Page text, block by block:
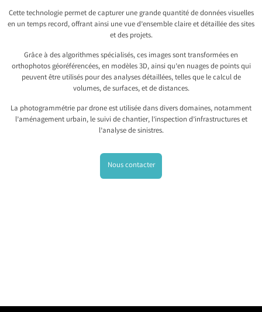
Cette technologie permet de capturer une grande quantité de données visuelles
en un temps record, offrant ainsi une vue d’ensemble claire et détaillée des sites
et des projets.
Grâce à des algorithmes spécialisés, ces images sont transformées en
orthophotos géoréférencées, en modèles 3D, ainsi qu’en nuages de points qui
peuvent être utilisés pour des analyses détaillées, telles que le calcul de
volumes, de surfaces, et de distances.
La photogrammétrie par drone est utilisée dans divers domaines, notamment
l’aménagement urbain, le suivi de chantier, l’inspection d’infrastructures et
l’analyse de sinistres.
Nous contacter